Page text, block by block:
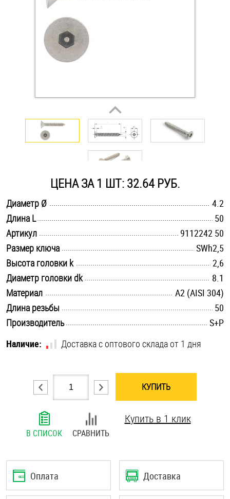
Крюки, кольца с шурупной резьбой
Оснастка и аксессуары для яхт
Пробки
Саморезы и шурупы
Стопорные кольца
Такелаж
Хомуты
Шайбы
Шпильки
Шплинты
Штифты и пальцы
ЦЕНА ЗА 1 ШТ: 32.64 РУБ.
Диаметр Ø
4.2
Длина L
50
Артикул
9112242 50
Размер ключа
SWh2,5
Высота головки k
2,6
Диаметр головки dk
8.1
Материал
А2 (AISI 304)
Длина резьбы
50
Производитель
S+P
Наличие:
Доставка с оптового склада от 1 дня
КУПИТЬ
В СПИСОК СРАВНИТЬ
Купить в 1 клик
Оплата Доставка